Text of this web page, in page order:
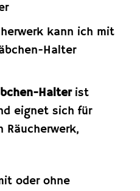
kann ich mit
Halter
Halterist
eignet sich für
Räucherwerk,
oder ohne